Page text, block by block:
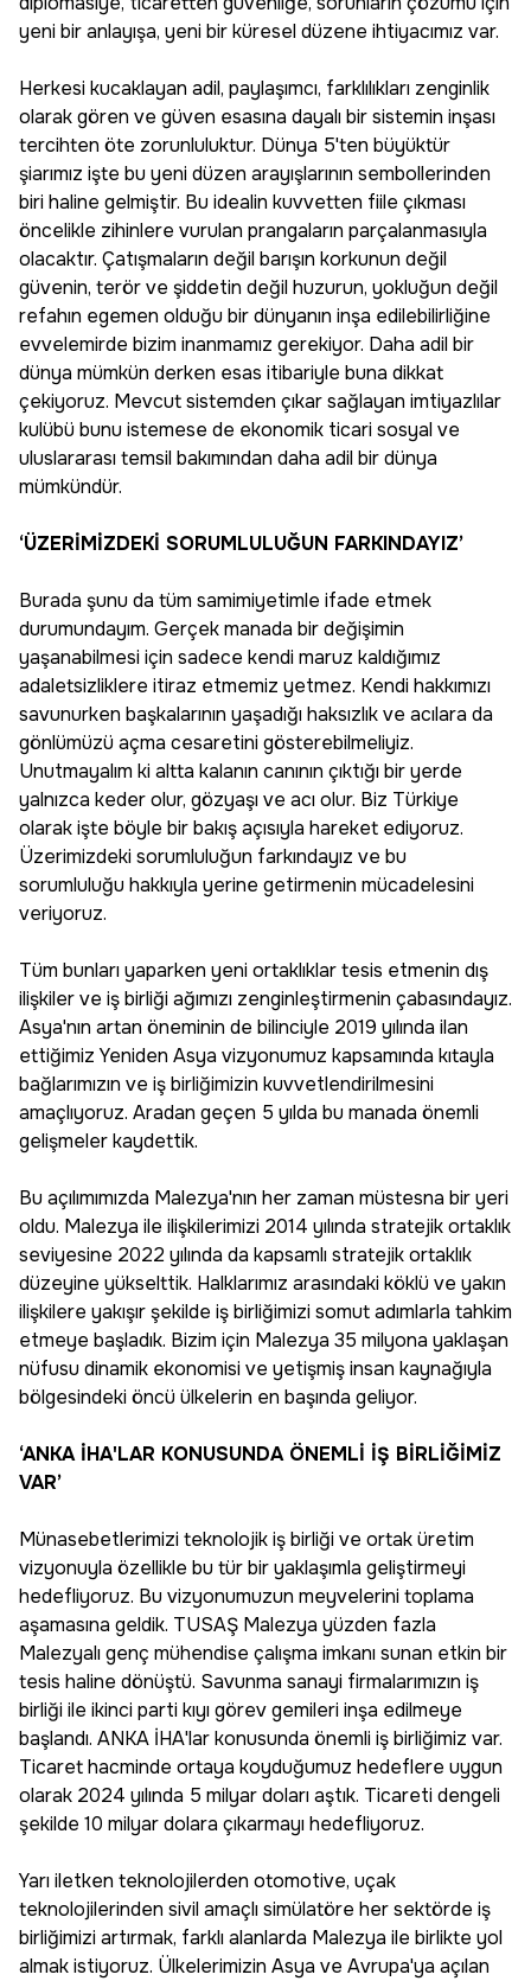
yeni bir anlayışa, yeni bir küresel düzene ihtiyacımız var.
Herkesi kucaklayan adil, paylaşımcı, farklılıkları zenginlik
olarak gören ve güven esasına dayalı bir sistemin inşası
tercihten öte zorunluluktur. Dünya 5'ten büyüktür
şiarımız işte bu yeni düzen arayışlarının sembollerinden
biri haline gelmiştir. Bu idealin kuvvetten fiile çıkması
öncelikle zihinlere vurulan prangaların parçalanmasıyla
olacaktır. Çatışmaların değil barışın korkunun değil
güvenin, terör ve şiddetin değil huzurun, yokluğun değil
refahın egemen olduğu bir dünyanın inşa edilebilirliğine
evvelemirde bizim inanmamız gerekiyor. Daha adil bir
dünya mümkün derken esas itibariyle buna dikkat
çekiyoruz. Mevcut sistemden çıkar sağlayan imtiyazlılar
kulübü bunu istemese de ekonomik ticari sosyal ve
uluslararası temsil bakımından daha adil bir dünya
mümkündür.
‘ÜZERİMİZDEKİ SORUMLULUĞUN FARKINDAYIZ’
Burada şunu da tüm samimiyetimle ifade etmek
durumundayım. Gerçek manada bir değişimin
yaşanabilmesi için sadece kendi maruz kaldığımız
adaletsizliklere itiraz etmemiz yetmez. Kendi hakkımızı
savunurken başkalarının yaşadığı haksızlık ve acılara da
gönlümüzü açma cesaretini gösterebilmeliyiz.
Unutmayalım ki altta kalanın canının çıktığı bir yerde
yalnızca keder olur, gözyaşı ve acı olur. Biz Türkiye
olarak işte böyle bir bakış açısıyla hareket ediyoruz.
Üzerimizdeki sorumluluğun farkındayız ve bu
sorumluluğu hakkıyla yerine getirmenin mücadelesini
veriyoruz.
Tüm bunları yaparken yeni ortaklıklar tesis etmenin dış
ilişkiler ve iş birliği ağımızı zenginleştirmenin çabasındayız.
Asya'nın artan öneminin de bilinciyle 2019 yılında ilan
ettiğimiz Yeniden Asya vizyonumuz kapsamında kıtayla
bağlarımızın ve iş birliğimizin kuvvetlendirilmesini
amaçlıyoruz. Aradan geçen 5 yılda bu manada önemli
gelişmeler kaydettik.
Bu açılımımızda Malezya'nın her zaman müstesna bir yeri
oldu. Malezya ile ilişkilerimizi 2014 yılında stratejik ortaklık
seviyesine 2022 yılında da kapsamlı stratejik ortaklık
düzeyine yükselttik. Halklarımız arasındaki köklü ve yakın
ilişkilere yakışır şekilde iş birliğimizi somut adımlarla tahkim
etmeye başladık. Bizim için Malezya 35 milyona yaklaşan
nüfusu dinamik ekonomisi ve yetişmiş insan kaynağıyla
bölgesindeki öncü ülkelerin en başında geliyor.
‘ANKA İHA'LAR KONUSUNDA ÖNEMLİ İŞ BİRLİĞİMİZ
VAR’
Münasebetlerimizi teknolojik iş birliği ve ortak üretim
vizyonuyla özellikle bu tür bir yaklaşımla geliştirmeyi
hedefliyoruz. Bu vizyonumuzun meyvelerini toplama
aşamasına geldik. TUSAŞ Malezya yüzden fazla
Malezyalı genç mühendise çalışma imkanı sunan etkin bir
tesis haline dönüştü. Savunma sanayi firmalarımızın iş
birliği ile ikinci parti kıyı görev gemileri inşa edilmeye
başlandı. ANKA İHA'lar konusunda önemli iş birliğimiz var.
Ticaret hacminde ortaya koyduğumuz hedeflere uygun
olarak 2024 yılında 5 milyar doları aştık. Ticareti dengeli
şekilde 10 milyar dolara çıkarmayı hedefliyoruz.
Yarı iletken teknolojilerden otomotive, uçak
teknolojilerinden sivil amaçlı simülatöre her sektörde iş
birliğimizi artırmak, farklı alanlarda Malezya ile birlikte yol
almak istiyoruz. Ülkelerimizin Asya ve Avrupa'ya açılan